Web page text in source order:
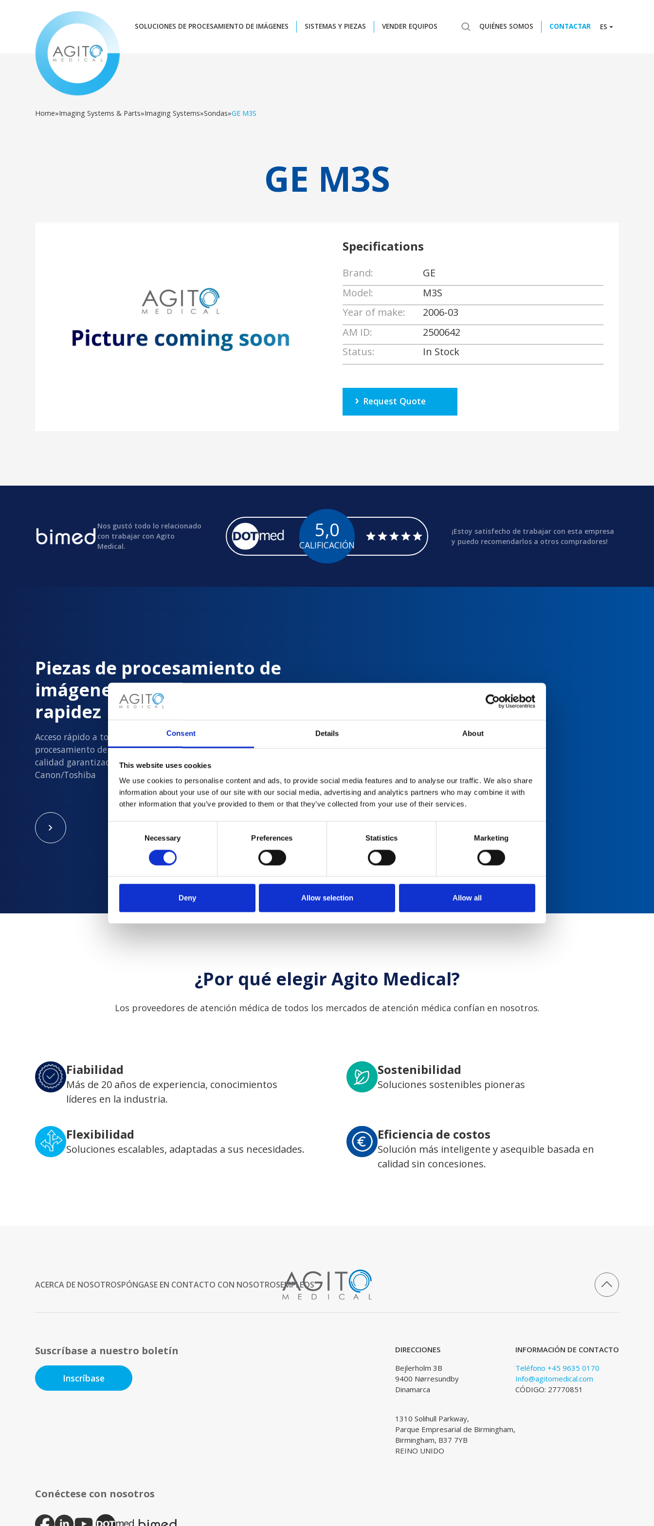
Consent Details About
This website uses cookies
We use cookies to personalise content and ads, to provide social media features and to analyse our traffic. We also share
information about your use of our site with our social media, advertising and analytics partners who may combine it with
other information that you’ve provided to them or that they’ve collected from your use of their services.
Necessary Preferences Statistics Marketing
Deny Allow selection Allow all
SOLUCIONES DE PROCESAMIENTO DE IMÁGENES SISTEMAS Y PIEZAS VENDER EQUIPOS QUIÉNES SOMOS CONTACTAR ES
Home»Imaging Systems & Parts»Imaging Systems»Sondas»GE M3S
GE M3S
Specifications
Brand:
GE
Model:
M3S
Year of make:
2006-03
AM ID:
2500642
Status:
In Stock
Request Quote
Nos gustó todo lo relacionado
con trabajar con Agito
Medical.
5,0
CALIFICACIÓN
¡Estoy satisfecho de trabajar con esta empresa
y puedo recomendarlos a otros compradores!
Piezas de procesamiento de
imágenes entregadas con
rapidez
Acceso rápido a todas las piezas de
procesamiento de imágenes usadas nuevas y de
calidad garantizada en Philips, Siemens, GE y
Canon/Toshiba
¿Por qué elegir Agito Medical?
Los proveedores de atención médica de todos los mercados de atención médica confían en nosotros.
Fiabilidad
Más de 20 años de experiencia, conocimientos
líderes en la industria.
Sostenibilidad
Soluciones sostenibles pioneras
Flexibilidad
Soluciones escalables, adaptadas a sus necesidades.
Eficiencia de costos
Solución más inteligente y asequible basada en
calidad sin concesiones.
ACERCA DE NOSOTROSPÓNGASE EN CONTACTO CON NOSOTROSEMPLEOS
Suscríbase a nuestro boletín
Inscríbase
DIRECCIONES
Bejlerholm 3B
9400 Nørresundby
Dinamarca
1310 Solihull Parkway,
Parque Empresarial de Birmingham,
Birmingham, B37 7YB
REINO UNIDO
INFORMACIÓN DE CONTACTO
Teléfono +45 9635 0170
Info@agitomedical.com
CÓDIGO: 27770851
Conéctese con nosotros